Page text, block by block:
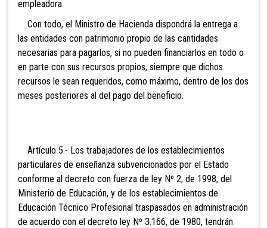
empleadora.
Con todo, el Ministro de Hacienda dispondrá la entrega a
las entidades con patrimonio propio de las cantidades
necesarias para pagarlos, si no pueden financiarlos en todo o
en parte con sus recursos propios, siempre que dichos
recursos le sean requeridos, como máximo, dentro de los dos
meses posteriores al del pago del beneficio.
Artículo 5.- Los trabajadores de los establecimientos
particulares de enseñanza subvencionados por el Estado
conforme al decreto con fuerza de ley Nº 2, de 1998, del
Ministerio de Educación, y de los establecimientos de
Educación Técnico Profesional traspasados en administración
de acuerdo con el decreto ley Nº 3.166, de 1980, tendrán